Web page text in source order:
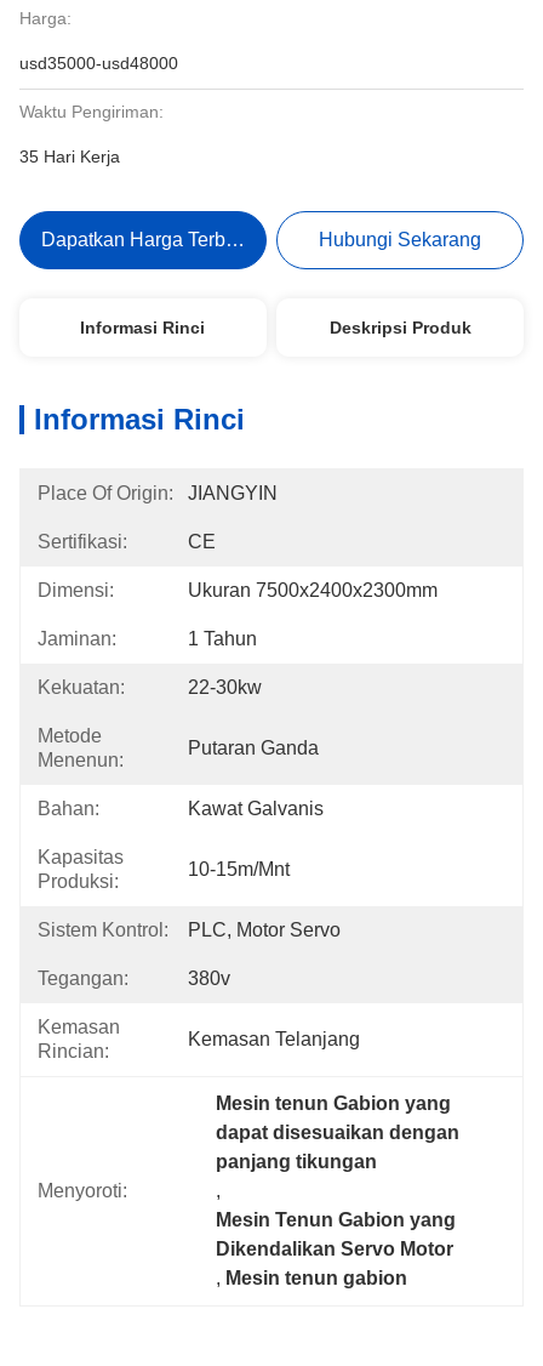
Harga:
usd35000-usd48000
Waktu Pengiriman:
35 Hari Kerja
Dapatkan Harga Terbaik Hubungi Sekarang
Informasi Rinci Deskripsi Produk
Informasi Rinci
Place Of Origin: JIANGYIN
Sertifikasi: CE
Dimensi: Ukuran 7500x2400x2300mm
Jaminan: 1 Tahun
Kekuatan: 22-30kw
Metode
Menenun:
Putaran Ganda
Bahan: Kawat Galvanis
Kapasitas
Produksi:
10-15m/mnt
Sistem Kontrol: PLC, Motor Servo
Tegangan: 380v
Kemasan
Rincian:
Kemasan Telanjang
Menyoroti:
Mesin tenun Gabion yang
dapat disesuaikan dengan
panjang tikungan
,
Mesin Tenun Gabion yang
Dikendalikan Servo Motor
, Mesin tenun gabion